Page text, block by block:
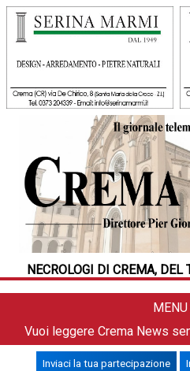
NECROLOGI DI CREMA, DEL
MENU
HOME
LA
DAL
Vuoi leggere Crema News
Inviaci la tua partecipazione